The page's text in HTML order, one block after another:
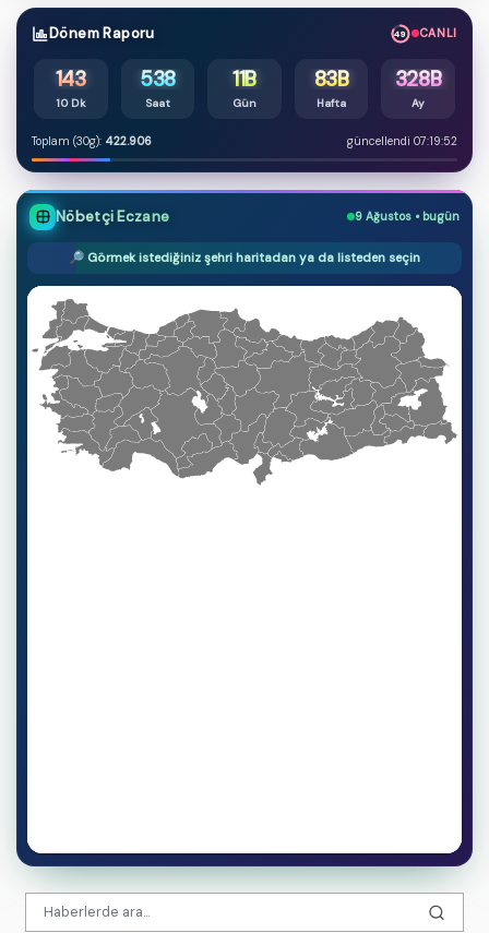
Dönem Raporu 48 CANLI
143
10 Dk
538
Saat
11B
Gün
83B
Hafta
328B
Ay
Toplam (30g): 422.906 güncellendi 07:19:52
Nöbetçi Eczane 9 Ağustos • bugün
🔎 Görmek istediğiniz şehri haritadan ya da listeden seçin